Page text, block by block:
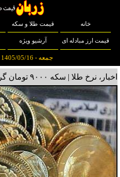
خانه قیمت طلا و سکه
قیمت ارز مبادله ای آرشیو ویژه
جمعه - 1405/05/16 - Aug 07 2026
اخبار، نرخ طلا | سکه ۹۰۰۰ تومان گران شد